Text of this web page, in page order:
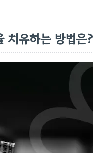
치유하는 방법은?